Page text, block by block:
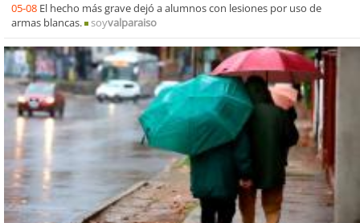
05-08 El hecho más grave dejó a alumnos con lesiones por uso de
armas blancas.
soyvalparaiso